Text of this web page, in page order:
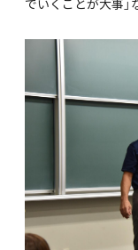
でいくことが大事」